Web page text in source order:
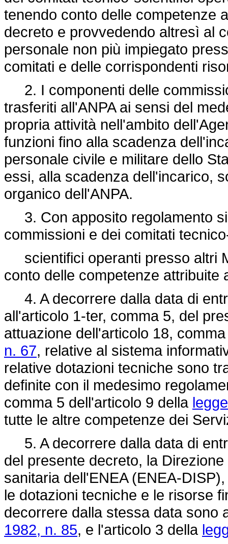
tenendo conto delle competenze
decreto e provvedendo altresì al
personale non più impiegato
comitati e delle corrispondenti
2. I componenti delle
trasferiti all'ANPA ai sensi del
propria attività nell'ambito
funzioni fino alla scadenza
personale civile e militare dello
essi, alla scadenza dell'incarico,
organico dell'ANPA.
3. Con apposito regolamento
commissioni e dei comitati
scientifici operanti presso altri
conto delle competenze attribuite
4. A decorrere dalla data di
all'articolo 1-ter, comma 5, del
attuazione dell'articolo 18,
n. 67, relative al sistema
relative dotazioni tecniche sono
definite con il medesimo
comma 5 dell'articolo 9 della
tutte le altre competenze dei
5. A decorrere dalla data di
del presente decreto, la
sanitaria dell'ENEA (ENEA-
le dotazioni tecniche e le risorse
decorrere dalla stessa data sono
1982, n. 85, e l'articolo 3 della